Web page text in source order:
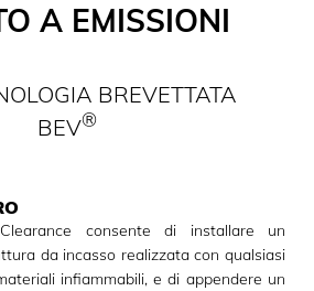
A EMISSIONI
BREVETTATA
BEV®
consente di installare un
da incasso realizzata con qualsiasi
infiammabili, e di appendere un